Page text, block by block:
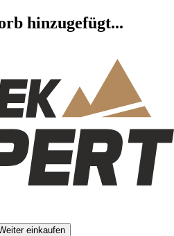
hinzugefügt...
einkaufen